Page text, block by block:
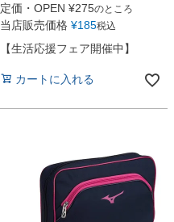
定価・OPEN ¥275のところ
当店販売価格 ¥185税込
【生活応援フェア開催中】
カートに入れる